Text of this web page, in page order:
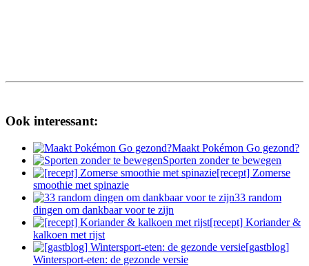
Ook interessant:
Maakt Pokémon Go gezond?
Sporten zonder te bewegen
[recept] Zomerse
smoothie met spinazie
33 random
dingen om dankbaar voor te zijn
[recept] Koriander &
kalkoen met rijst
[gastblog]
Wintersport-eten: de gezonde versie